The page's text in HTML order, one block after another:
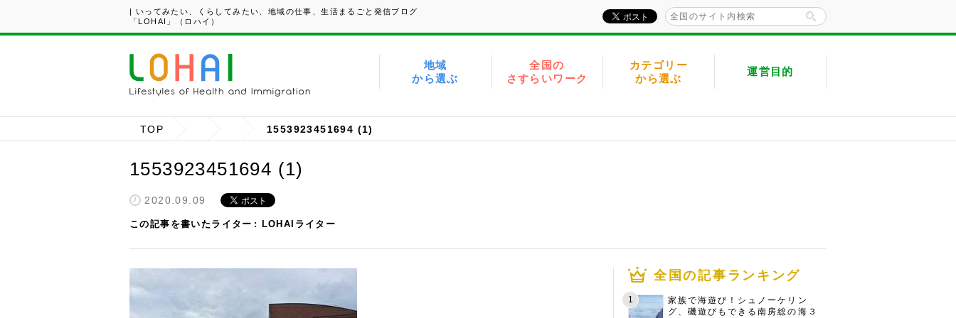
| いってみたい、くらしてみたい、地域の仕事、生活まるごと発信ブログ
「LOHAI」（ロハイ）
地域
から選ぶ
全国の
さすらいワーク
カテゴリー
から選ぶ
運営目的
TOP 1553923451694 (1)
1553923451694 (1)
2020.09.09
この記事を書いたライター LOHAIライター
全国の記事ランキング
家族で海遊び！シュノーケリン
グ、磯遊びもできる南房総の海３